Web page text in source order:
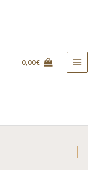
0,00€